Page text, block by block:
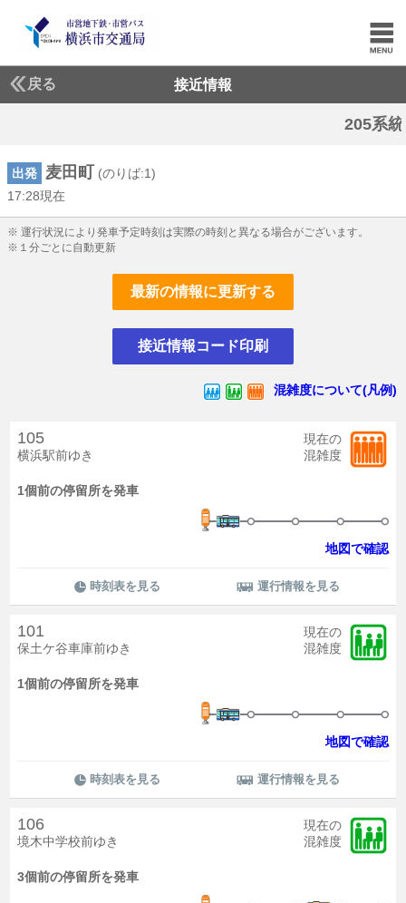
戻る 接近情報
出発 麦田町
(のりば:1)
17:28現在
※ 運行状況により発車予定時刻は実際の時刻と異なる場合がございます。
※１分ごとに自動更新
最新の情報に更新する
接近情報コード印刷
混雑度について(凡例)
105
横浜駅前ゆき
現在の
混雑度
1個前の停留所を発車
地図で確認
時刻表を見る 運行情報を見る
101
保土ケ谷車庫前ゆき
現在の
混雑度
1個前の停留所を発車
地図で確認
時刻表を見る 運行情報を見る
106
境木中学校前ゆき
現在の
混雑度
3個前の停留所を発車